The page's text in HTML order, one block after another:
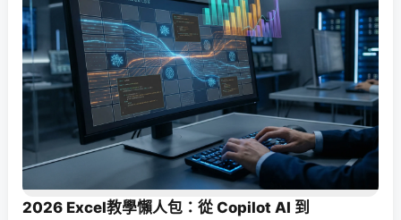
2026 Excel教學懶人包：從 Copilot AI 到